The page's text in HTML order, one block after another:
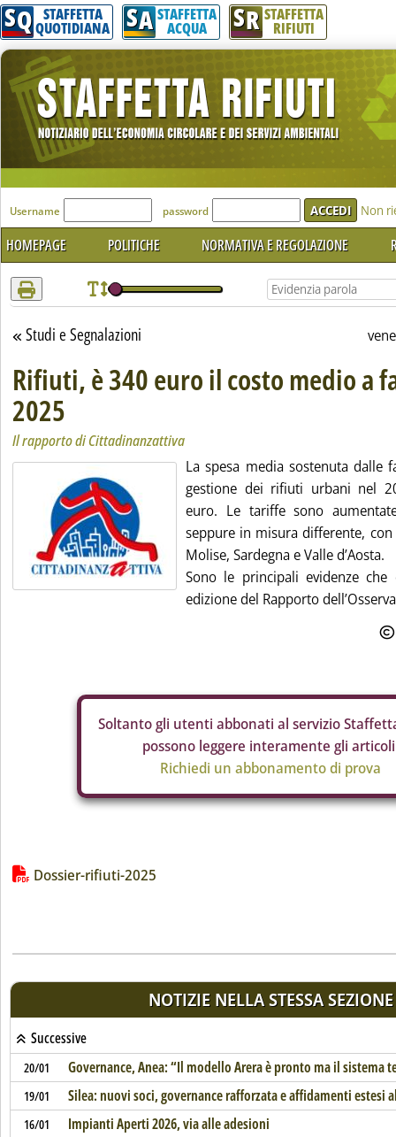
Attenzione! Esegui l'accesso per lèggere interamente la notizia.
SQ STAFFETTA
QUOTIDIANA SA STAFFETTA
ACQUA SR STAFFETTA
RIFIUTI
'Modulo Login per accedere'
Username password Non
HOMEPAGE POLITICHE NORMATIVA E REGOLAZIONE
Torna alla sezione
Studi e Segnalazioni
Rifiuti, è 340 euro il costo medio a
2025
Il rapporto di Cittadinanzattiva
La spesa media sostenuta dalle
gestione dei rifiuti urbani nel
euro. Le tariffe sono
seppure in misura differente,
Molise, Sardegna e Valle d’Aosta.
Sono le principali evidenze che
edizione del Rapporto
Soltanto gli utenti abbonati al servizio
possono leggere interamente gli
Richiedi un abbonamento di prova
Lista allegati PDF alla notizia
Dossier-rifiuti-2025
NOTIZIE NELLA STESSA SEZIONE
Successive
20/01 Governance, Anea: “Il modello Arera è pronto ma il sistema
19/01 Silea: nuovi soci, governance rafforzata e affidamenti estesi
16/01 Impianti Aperti 2026, via alle adesioni